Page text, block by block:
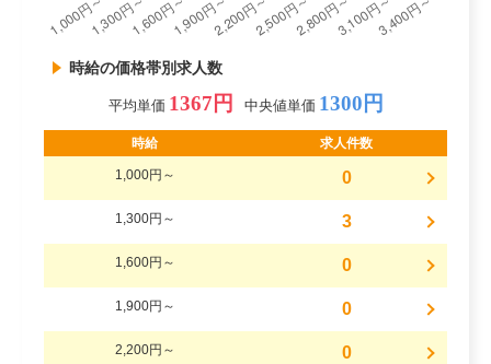
時給の価格帯別求人数
平均単価 1367円 中央値単価 1300円
時給 求人件数
1,000円～ 0
1,300円～ 3
1,600円～ 0
1,900円～ 0
2,200円～ 0